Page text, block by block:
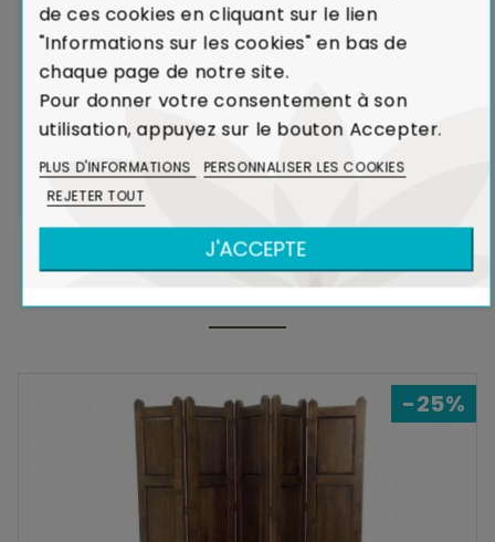
Dans le cadre de la production de caoutchouc,
Le recyclage de l'Hévéa dans la réalisation de
CO₂ dans l'atmosphère.
Voir Bois et Environnement
DANS LA MÊME COLLECTION
-25%
de ces cookies en cliquant sur le lien
"Informations sur les cookies" en bas de
chaque page de notre site.
Pour donner votre consentement à son
utilisation, appuyez sur le bouton Accepter.
PLUS D'INFORMATIONS
PERSONNALISER LES COOKIES
REJETER TOUT
J'ACCEPTE